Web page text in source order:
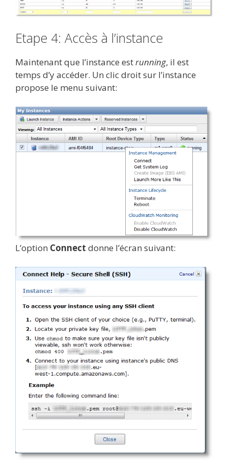
Etape 4: Accès à l’instance
Maintenant que l’instance estrunning, il est
temps d’y accéder. Un clic droit sur l’instance
propose le menu suivant:
L’option Connect donne l’écran suivant: